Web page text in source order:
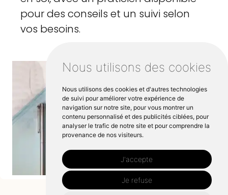
Nous utilisons des cookies
Nous utilisons des cookies et d'autres technologies
de suivi pour améliorer votre expérience de
navigation sur notre site, pour vous montrer un
contenu personnalisé et des publicités ciblées, pour
analyser le trafic de notre site et pour comprendre la
provenance de nos visiteurs.
J'accepte
Je refuse
pour des conseils et un suivi selon
vos besoins.